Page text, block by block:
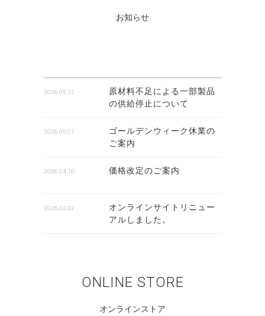
お知らせ
原材料不足による一部製品
の供給停止について
2026.05.12
ゴールデンウィーク休業の
ご案内
2026.05.01
価格改定のご案内
2026.04.10
オンラインサイトリニュー
アルしました。
2026.02.02
ONLINE STORE
オンラインストア